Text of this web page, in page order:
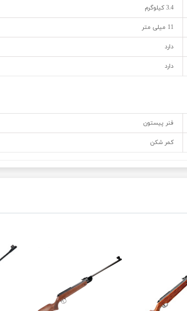
3.4 کیلوگرم
11 میلی متر
دارد
دارد
فنر پیستون
کمر شکن